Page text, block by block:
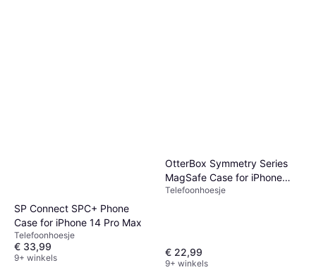
SP Connect SPC+ Phone
Case for iPhone 14 Pro Max
Telefoonhoesje
€ 33,99
9+ winkels
OtterBox Symmetry Series
MagSafe Case for iPhone
13/14/15/16e Black
Telefoonhoesje
€ 22,99
9+ winkels